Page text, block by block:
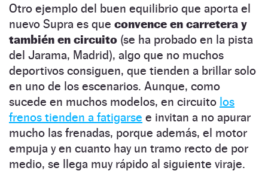
Otro ejemplo del buen equilibrio que aporta el
nuevo Supra es que convence en carretera y
también en circuito (se ha probado en la pista
del Jarama, Madrid), algo que no muchos
deportivos consiguen, que tienden a brillar solo
en uno de los escenarios. Aunque, como
sucede en muchos modelos, en circuito los
frenos tienden a fatigarse e invitan a no apurar
mucho las frenadas, porque además, el motor
empuja y en cuanto hay un tramo recto de por
medio, se llega muy rápido al siguiente viraje.